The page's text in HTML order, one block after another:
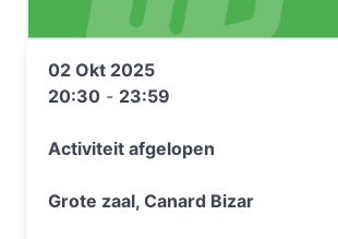
02 Okt 2025
20:30 - 23:59
Activiteit afgelopen
Grote zaal, Canard Bizar